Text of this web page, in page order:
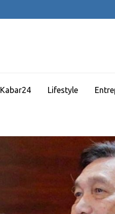
Kabar24 Lifestyle